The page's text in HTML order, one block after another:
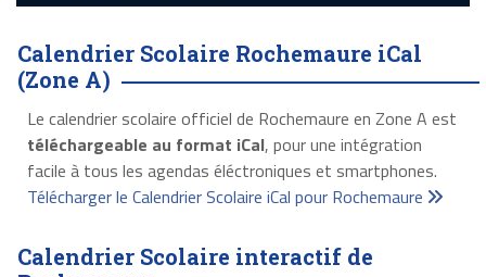
Calendrier Scolaire Rochemaure iCal
(Zone A)
Le calendrier scolaire officiel de Rochemaure en Zone A est
téléchargeable au format iCal, pour une intégration
facile à tous les agendas éléctroniques et smartphones.
Télécharger le Calendrier Scolaire iCal pour Rochemaure
Calendrier Scolaire interactif de